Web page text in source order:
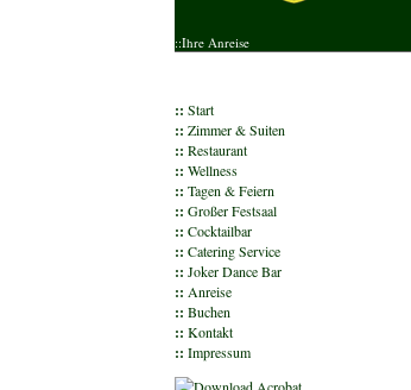
::Ihre Anreise
:: Start
:: Zimmer & Suiten
:: Restaurant
:: Wellness
:: Tagen & Feiern
:: Großer Festsaal
:: Cocktailbar
:: Catering Service
:: Joker Dance Bar
:: Anreise
:: Buchen
:: Kontakt
:: Impressum